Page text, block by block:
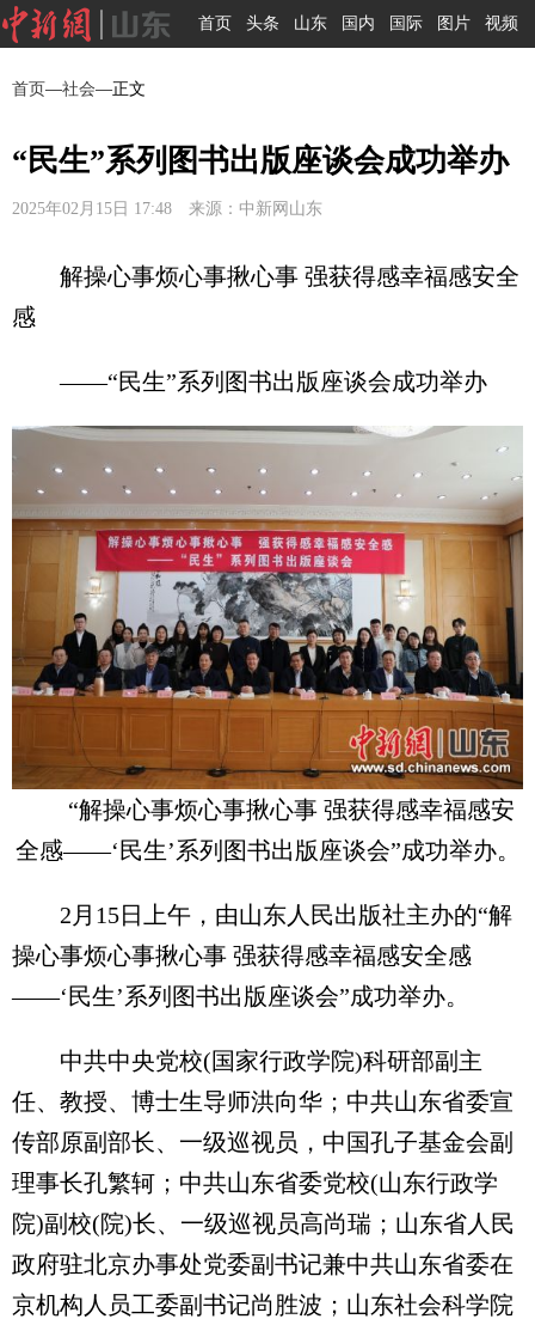
首页 头条 山东 国内 国际 图片 视频
首页—社会—正文
“民生”系列图书出版座谈会成功举办
2025年02月15日 17:48 来源：中新网山东
解操心事烦心事揪心事 强获得感幸福感安全
感
——“民生”系列图书出版座谈会成功举办
“解操心事烦心事揪心事 强获得感幸福感安
全感——‘民生’系列图书出版座谈会”成功举办。
2月15日上午，由山东人民出版社主办的“解
操心事烦心事揪心事 强获得感幸福感安全感
——‘民生’系列图书出版座谈会”成功举办。
中共中央党校(国家行政学院)科研部副主
任、教授、博士生导师洪向华；中共山东省委宣
传部原副部长、一级巡视员，中国孔子基金会副
理事长孔繁轲；中共山东省委党校(山东行政学
院)副校(院)长、一级巡视员高尚瑞；山东省人民
政府驻北京办事处党委副书记兼中共山东省委在
京机构人员工委副书记尚胜波；山东社会科学院